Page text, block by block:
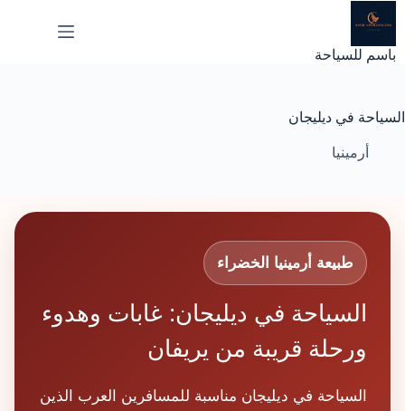
إلى
باسم للسياحة
السياحة في ديليجان
أرمينيا
طبيعة أرمينيا الخضراء
السياحة في ديليجان: غابات وهدوء
ورحلة قريبة من يريفان
السياحة في ديليجان مناسبة للمسافرين العرب الذين